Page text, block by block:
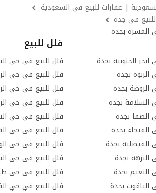
| عقارات للبيع في السعودية
في جدة
المسرة بجدة
الجنوبية بجدة
بجدة
الروضة بجدة
السلامة بجدة
الصفا بجدة
بجدة
الفيصلية بجدة
النزهة بجدة
النعيم بجدة
الياقوت بجدة
فلل للبيع
فلل للبيع فى حى
فلل للبيع فى حى
فلل للبيع فى حى
فلل للبيع فى حى
فلل للبيع فى حى
فلل للبيع فى حى
فلل للبيع فى حى
فلل للبيع فى حى
فلل للبيع فى حى
فلل للبيع في حي